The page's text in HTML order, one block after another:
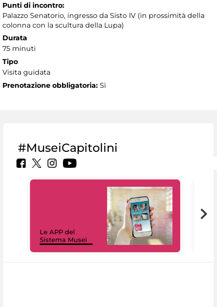
Punti di incontro:
Palazzo Senatorio, ingresso da Sisto IV (in prossimità della
colonna con la scultura della Lupa)
Durata
75 minuti
Tipo
Visita guidata
Prenotazione obbligatoria: Sì
#MuseiCapitolini
Le APP del
Sistema Musei